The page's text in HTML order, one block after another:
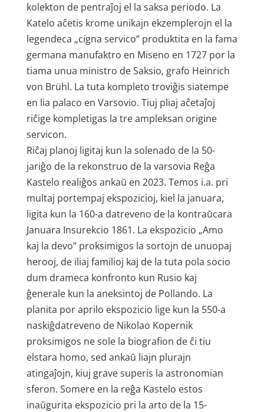
kolekton de pentraĵoj el la saksa periodo. La
Katelo aĉetis krome unikajn ekzemplerojn el la
legendeca „cigna servico” produktita en la fama
germana manufaktro en Miseno en 1727 por la
tiama unua ministro de Saksio, grafo Heinrich
von Brühl. La tuta kompleto troviĝis siatempe
en lia palaco en Varsovio. Tiuj pliaj aĉetaĵoj
riĉige kompletigas la tre ampleksan origine
servicon.
Riĉaj planoj ligitaj kun la solenado de la 50-
jariĝo de la rekonstruo de la varsovia Reĝa
Kastelo realiĝos ankaŭ en 2023. Temos i.a. pri
multaj portempaj ekspozicioj, kiel la januara,
ligita kun la 160-a datreveno de la kontraŭcara
Januara Insurekcio 1861. La ekspozicio „Amo
kaj la devo” proksimigos la sortojn de unuopaj
herooj, de iliaj familioj kaj de la tuta pola socio
dum drameca konfronto kun Rusio kaj
ĝenerale kun la aneksintoj de Pollando. La
planita por aprilo ekspozicio lige kun la 550-a
naskiĝdatreveno de Nikolao Kopernik
proksimigos ne sole la biografion de ĉi tiu
elstara homo, sed ankaŭ liajn plurajn
atingaĵojn, kiuj grave superis la astronomian
sferon. Somere en la reĝa Kastelo estos
inaŭgurita ekspozicio pri la arto de la 15-